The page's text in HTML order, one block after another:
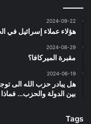
2024-09-22
هؤلاء عملاء إسرائيل في
2024-08-29
مقبرة الميركافا؟
2024-06-19
هل يبادر حزب الله الى
بين الدولة والحزب…
Tags